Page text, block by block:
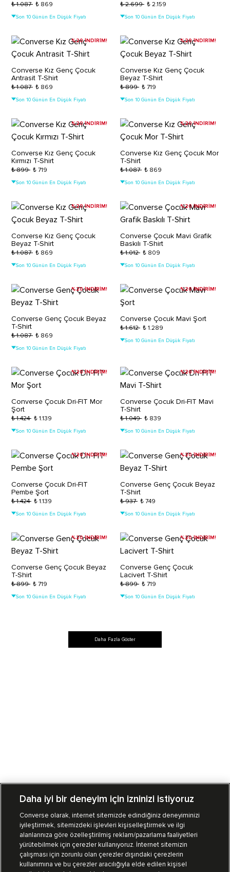
₺ 1.087 ₺ 869
Son 10 Günün En Düşük Fiyatı
₺ 2.699 ₺ 2.159
Son 10 Günün En Düşük Fiyatı
%20 İNDİRİM!
Converse Kız Genç Çocuk
Antrasit T-Shirt
₺ 1.087 ₺ 869
Son 10 Günün En Düşük Fiyatı
%20 İNDİRİM!
Converse Kız Genç Çocuk
Beyaz T-Shirt
₺ 899 ₺ 719
Son 10 Günün En Düşük Fiyatı
%20 İNDİRİM!
Converse Kız Genç Çocuk
Kırmızı T-Shirt
₺ 899 ₺ 719
Son 10 Günün En Düşük Fiyatı
%20 İNDİRİM!
Converse Kız Genç Çocuk Mor
T-Shirt
₺ 1.087 ₺ 869
Son 10 Günün En Düşük Fiyatı
%20 İNDİRİM!
Converse Kız Genç Çocuk
Beyaz T-Shirt
₺ 1.087 ₺ 869
Son 10 Günün En Düşük Fiyatı
%20 İNDİRİM!
Converse Çocuk Mavi Grafik
Baskılı T-Shirt
₺ 1.012 ₺ 809
Son 10 Günün En Düşük Fiyatı
%20 İNDİRİM!
Converse Genç Çocuk Beyaz
T-Shirt
₺ 1.087 ₺ 869
Son 10 Günün En Düşük Fiyatı
%20 İNDİRİM!
Converse Çocuk Mavi Şort
₺ 1.612 ₺ 1.289
Son 10 Günün En Düşük Fiyatı
%20 İNDİRİM!
Converse Çocuk Dri-FIT Mor
Şort
₺ 1.424 ₺ 1.139
Son 10 Günün En Düşük Fiyatı
%20 İNDİRİM!
Converse Çocuk Dri-FIT Mavi
T-Shirt
₺ 1.049 ₺ 839
Son 10 Günün En Düşük Fiyatı
%20 İNDİRİM!
Converse Çocuk Dri-FIT
Pembe Şort
₺ 1.424 ₺ 1.139
Son 10 Günün En Düşük Fiyatı
%20 İNDİRİM!
Converse Genç Çocuk Beyaz
T-Shirt
₺ 937 ₺ 749
Son 10 Günün En Düşük Fiyatı
%20 İNDİRİM!
Converse Genç Çocuk Beyaz
T-Shirt
₺ 899 ₺ 719
Son 10 Günün En Düşük Fiyatı
%20 İNDİRİM!
Converse Genç Çocuk
Lacivert T-Shirt
₺ 899 ₺ 719
Son 10 Günün En Düşük Fiyatı
Daha Fazla Göster
Mağazalarımız Sipariş Takibi
Müşteri İlişkileri
Daha iyi bir deneyim için izninizi istiyoruz
Converse olarak, internet sitemizde edindiğiniz deneyiminizi
iyileştirmek, sitemizdeki işlevleri kişiselleştirmek ve ilgi
alanlarınıza göre özelleştirilmiş reklam/pazarlama faaliyetleri
yürütebilmek için çerezler kullanıyoruz. İnternet sitemizin
çalışması için zorunlu olan çerezler dışındaki çerezlerin
kullanımına ve bu çerezler aracılığıyla elde edilen kişisel